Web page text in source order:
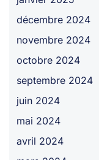
décembre 2024
novembre 2024
octobre 2024
septembre 2024
juin 2024
mai 2024
avril 2024